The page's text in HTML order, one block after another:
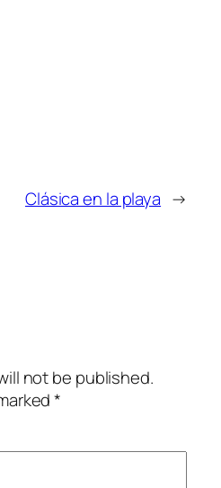
Clásica en la playa →
not be published.
*